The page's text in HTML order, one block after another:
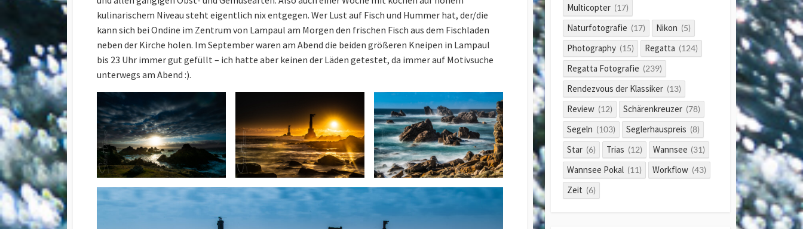
kulinarischem Niveau steht eigentlich nix entgegen. Wer Lust auf Fisch und Hummer hat, der/die
kann sich bei Ondine im Zentrum von Lampaul am Morgen den frischen Fisch aus dem Fischladen
neben der Kirche holen. Im September waren am Abend die beiden größeren Kneipen in Lampaul
bis 23 Uhr immer gut gefüllt – ich hatte aber keinen der Läden getestet, da immer auf Motivsuche
unterwegs am Abend :).
Multicopter (17)
Naturfotografie (17) Nikon (5)
Photography (15) Regatta (124)
Regatta Fotografie (239)
Rendezvous der Klassiker (13)
Review (12) Schärenkreuzer (78)
Segeln (103) Seglerhauspreis (8)
Star (6) Trias (12) Wannsee (31)
Wannsee Pokal (11) Workflow (43)
Zeit (6)